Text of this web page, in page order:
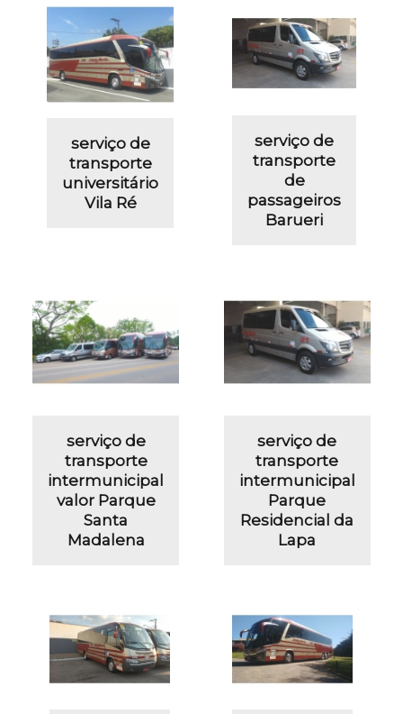
serviço de
transporte
universitário
Vila Ré
serviço de
transporte
de
passageiros
Barueri
serviço de
transporte
intermunicipal
valor Parque
Santa
Madalena
serviço de
transporte
intermunicipal
Parque
Residencial da
Lapa